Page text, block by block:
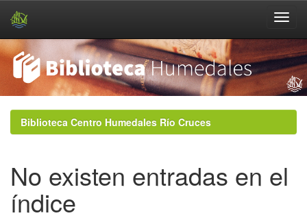
navigationBiblioteca Centro Humedales Río Cruces
No existen entradas en el
índice